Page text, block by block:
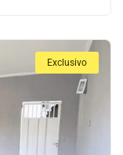
Exclusivo